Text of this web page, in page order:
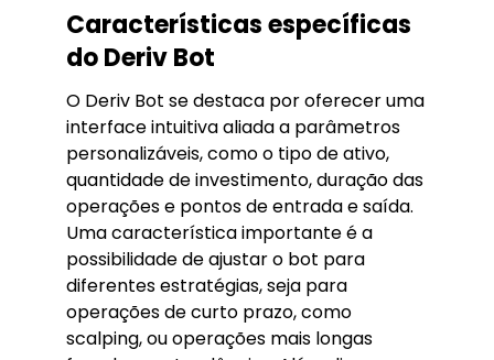
Características específicas
do Deriv Bot
O Deriv Bot se destaca por oferecer uma
interface intuitiva aliada a parâmetros
personalizáveis, como o tipo de ativo,
quantidade de investimento, duração das
operações e pontos de entrada e saída.
Uma característica importante é a
possibilidade de ajustar o bot para
diferentes estratégias, seja para
operações de curto prazo, como
scalping, ou operações mais longas